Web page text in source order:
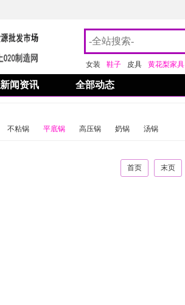
女装 鞋子 皮具 黄花梨家具
新闻资讯 全部动态
不粘锅 平底锅 高压锅 奶锅 汤锅
首页 末页